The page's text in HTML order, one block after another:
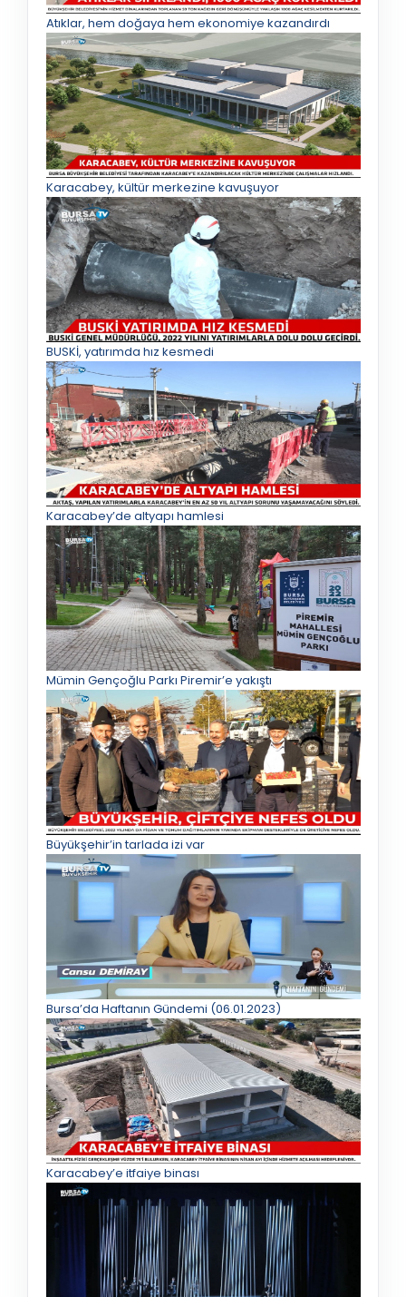
Atıklar, hem doğaya hem ekonomiye kazandırdı
Karacabey, kültür merkezine kavuşuyor
BUSKİ, yatırımda hız kesmedi
Karacabey’de altyapı hamlesi
Mümin Gençoğlu Parkı Piremir’e yakıştı
Büyükşehir’in tarlada izi var
Bursa’da Haftanın Gündemi (06.01.2023)
Karacabey’e itfaiye binası